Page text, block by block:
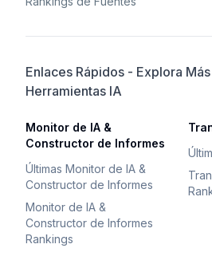
Enlaces Rápidos - Explora
Herramientas IA
Monitor de IA &
Constructor de Informes
Últimas Monitor de IA &
Constructor de Informes
Monitor de IA &
Constructor de Informes
Rankings